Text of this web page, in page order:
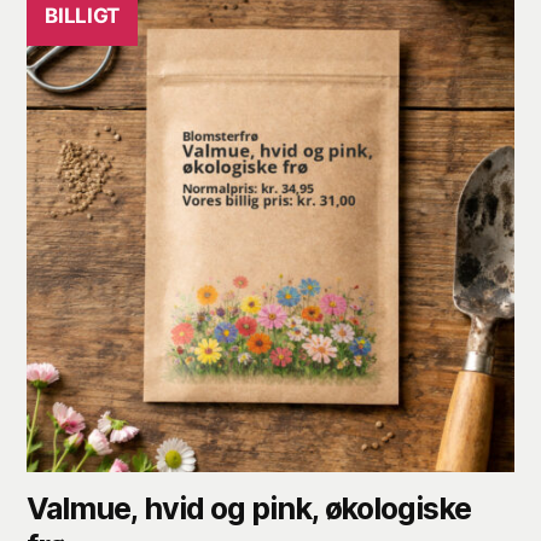
BILLIGT
Valmue, hvid og pink, økologiske